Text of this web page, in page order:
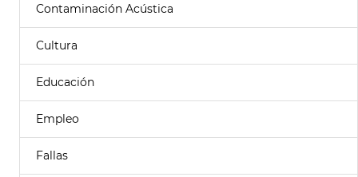
Contaminación Acústica
Cultura
Educación
Empleo
Fallas